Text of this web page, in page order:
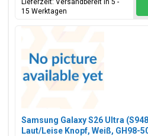
Lieferzeit: Versandbereit in 5 -
15 Werktagen
Samsung Galaxy S26 Ultra
Laut/Leise Knopf, Weiß, GH98-